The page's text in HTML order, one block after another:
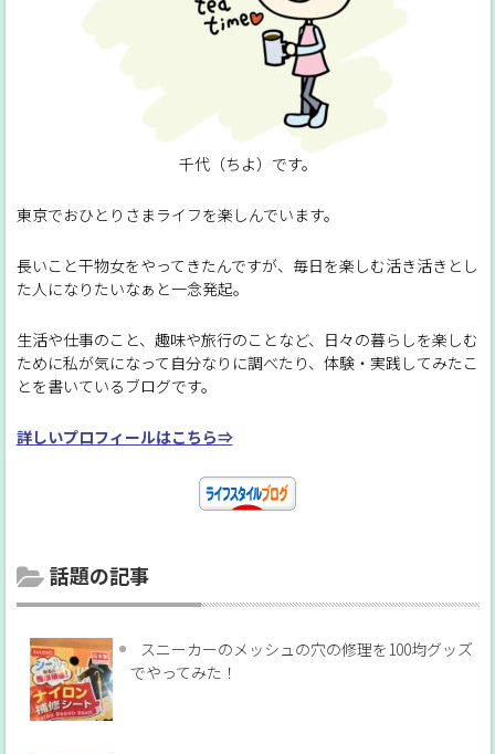
千代（ちよ）です。
東京でおひとりさまライフを楽しんでいます。
長いこと干物女をやってきたんですが、毎日を楽しむ活き活きとし
た人になりたいなぁと一念発起。
生活や仕事のこと、趣味や旅行のことなど、日々の暮らしを楽しむ
ために私が気になって自分なりに調べたり、体験・実践してみたこ
とを書いているブログです。
詳しいプロフィールはこちら⇒
話題の記事
スニーカーのメッシュの穴の修理を100均グッズ
でやってみた！